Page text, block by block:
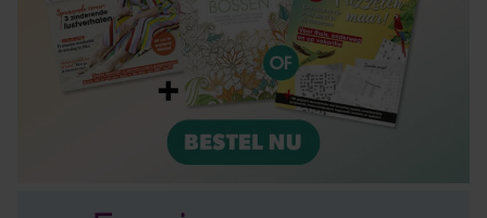
gebruiken.